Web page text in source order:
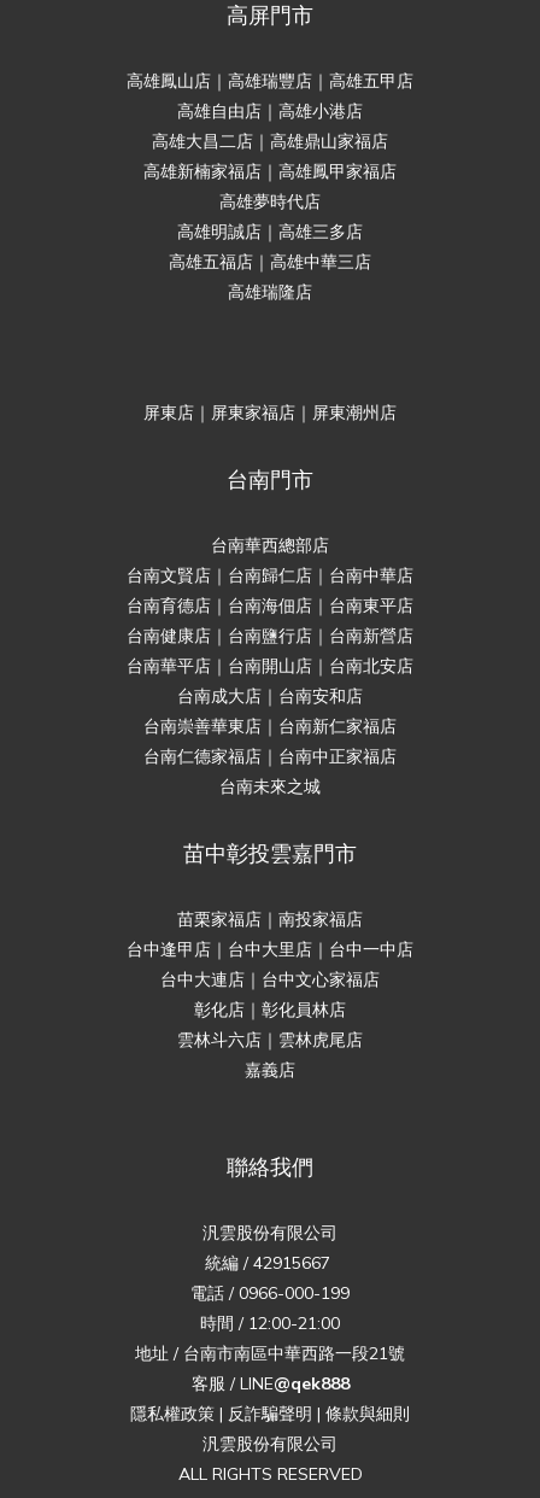
高屏門市
高雄鳳山店｜高雄瑞豐店｜高雄五甲店
高雄自由店｜高雄小港店
高雄大昌二店｜高雄鼎山家福店
高雄新楠家福店｜高雄鳳甲家福店
高雄夢時代店
高雄明誠店｜高雄三多店
高雄五福店｜高雄中華三店
高雄瑞隆店
屏東店｜屏東家福店｜屏東潮州店
台南門市
台南華西總部店
台南文賢店｜台南歸仁店｜台南中華店
台南育德店｜台南海佃店｜台南東平店
台南健康店｜台南鹽行店｜台南新營店
台南華平店｜台南開山店｜台南北安店
台南成大店｜台南安和店
台南崇善華東店｜台南新仁家福店
台南仁德家福店｜台南中正家福店
台南未來之城
苗中彰投雲嘉門市
苗栗家福店｜南投家福店
台中逢甲店｜台中大里店｜台中一中店
台中大連店｜台中文心家福店
彰化店｜彰化員林店
雲林斗六店｜雲林虎尾店
嘉義店
聯絡我們
汎雲股份有限公司
統編 / 42915667
電話 / 0966-000-199
時間 / 12:00-21:00
地址 / 台南市南區中華西路一段21號
客服 / LINE@qek888
隱私權政策 | 反詐騙聲明 | 條款與細則
汎雲股份有限公司
ALL RIGHTS RESERVED